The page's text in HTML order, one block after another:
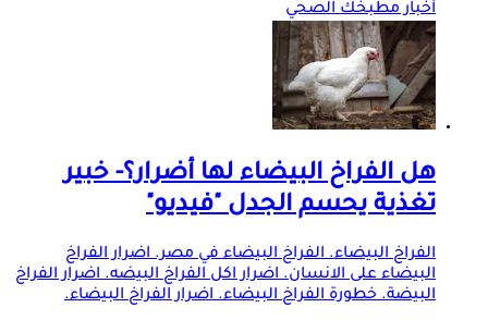
أخبار مطبخك الصحي
هل الفراخ البيضاء لها أضرار؟- خبير
تغذية يحسم الجدل "فيديو"
الفراخ البيضاء. الفراخ البيضاء في مصر. اضرار الفراخ
البيضاء على الانسان. اضرار اكل الفراخ البيضه. اضرار الفراخ
البيضة. خطورة الفراخ البيضاء. اضرار الفراخ البيضاء.